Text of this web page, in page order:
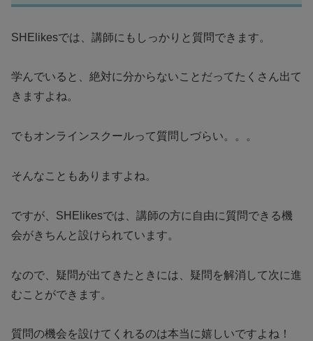
SHElikesでは、講師にもしっかりと質問できます。
学んでいると、絶対に分からないことだってたくさん出て
きますよね。
でもオンラインスクールって質問しづらい。。。
そんなこともありますよね。
ですが、SHElikesでは、講師の方に自由に質問できる機
会がきちんと設けられています。
なので、疑問が出てきたときには、疑問を解消して次に進
むことができます。
質問の機会を設けてくれるのは本当に嬉しいですよね！